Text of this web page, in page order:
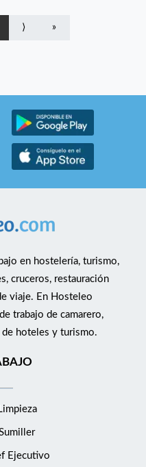
Requisitos: • Experiencia
es valorada • Capacidad
y el buen servicio
⟩ »
en hostelería, turismo,
cruceros, restauración
viaje. En Hosteleo
trabajo de camarero,
hoteles y turismo.
Ejecutivo